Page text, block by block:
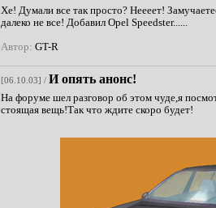
Хе! Думали все так просто? Неееет!
далеко не все! Добавил Opel Speedster......
Автор: GT-R
[06.10.03] / И опять анонс!
На форуме шел разговор об этом чуде,я
стоящая вещь!Так что ждите скоро будет!